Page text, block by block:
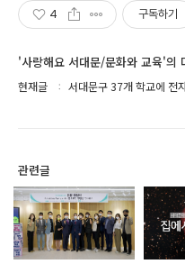
4 구독하기
'사랑해요 서대문/문화와 교육'의
현재글 서대문구 37개 학교에 전
관련글